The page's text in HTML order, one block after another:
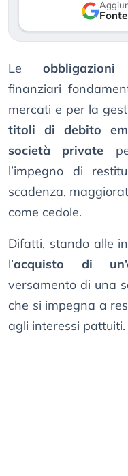
Leobbligazioni
finanziari
mercati e per la
titoli di debito
società private
l’impegno di
scadenza,
come cedole.
Difatti, stando alle
l’acquisto di
versamento di una
che si impegna a
agli interessi pattuiti.